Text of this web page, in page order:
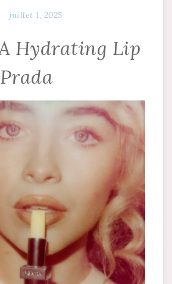
juillet 1, 2025
Hydrating Lip